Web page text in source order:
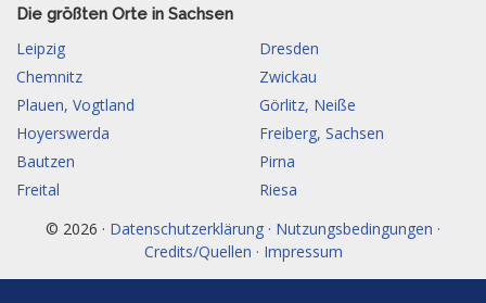
Die größten Orte in Sachsen
Leipzig
Dresden
Chemnitz
Zwickau
Plauen, Vogtland
Görlitz, Neiße
Hoyerswerda
Freiberg, Sachsen
Bautzen
Pirna
Freital
Riesa
© 2026 · Datenschutzerklärung · Nutzungsbedingungen ·
Credits/Quellen · Impressum